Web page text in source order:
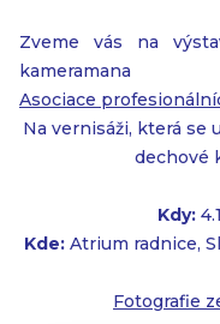
Zveme vás na
kameramana
Asociace
Na vernisáži, která se
dechové
Kdy:
Kde:Atrium radnice,
Fotografie